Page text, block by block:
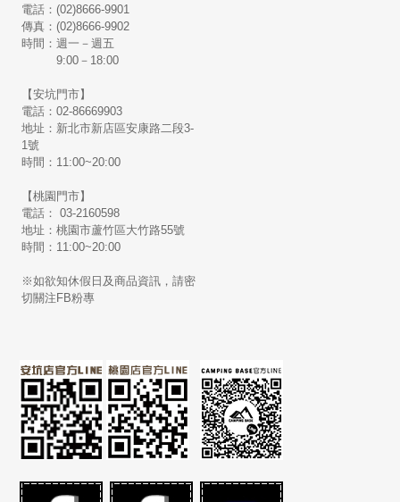
電話：(02)8666-9901
傳真：(02)8666-9902
時間：週一－週五
9:00－18:00
【安坑門市】
電話：02-86669903
地址：新北市新店區安康路二段3-
1號
時間：11:00~20:00
【桃園門市】
電話： 03-2160598
地址：桃園市蘆竹區大竹路55號
時間：11:00~20:00
※如欲知休假日及商品資訊，請密
切關注FB粉專